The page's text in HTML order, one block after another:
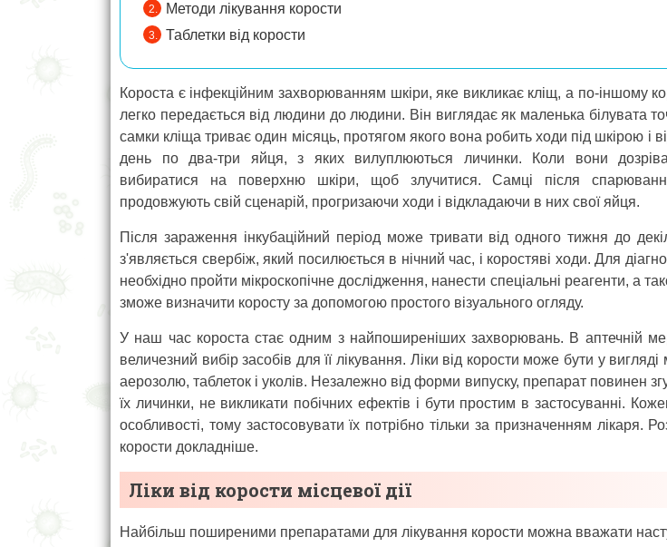
Методи лікування корости
Таблетки від корости
Короста є інфекційним захворюванням шкіри, яке викликає кліщ, а по-іншому
легко передається від людини до людини. Він виглядає як маленька білувата
самки кліща триває один місяць, протягом якого вона робить ходи під шкірою і
день по два-три яйця, з яких вилуплюються личинки. Коли вони
вибиратися на поверхню шкіри, щоб злучитися. Самці після
продовжують свій сценарій, прогризаючи ходи і відкладаючи в них свої яйця.
Після зараження інкубаційний період може тривати від одного тижня до
з'являється свербіж, який посилюється в нічний час, і коростяві ходи. Для
необхідно пройти мікроскопічне дослідження, нанести спеціальні реагенти, а
зможе визначити коросту за допомогою простого візуального огляду.
У наш час короста стає одним з найпоширеніших захворювань. В аптечній
величезний вибір засобів для її лікування. Ліки від корости може бути у вигляді
аерозолю, таблеток і уколів. Незалежно від форми випуску, препарат повинен
їх личинки, не викликати побічних ефектів і бути простим в застосуванні.
особливості, тому застосовувати їх потрібно тільки за призначенням лікаря.
корости докладніше.
Ліки від корости місцевої дії
Найбільш поширеними препаратами для лікування корости можна вважати